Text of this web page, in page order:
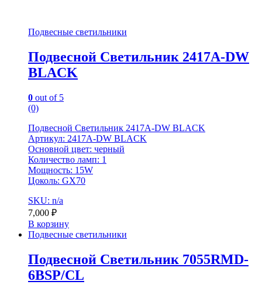
Подвесные светильники
Подвесной Светильник 2417A-DW
BLACK
0 out of 5
(0)
Подвесной Светильник 2417A-DW BLACK
Артикул: 2417A-DW BLACK
Основной цвет: черный
Количество ламп: 1
Мощность: 15W
Цоколь: GX70
SKU: n/a
7,000 ₽
В корзину
Подвесные светильники
Подвесной Светильник 7055RMD-
6BSP/CL